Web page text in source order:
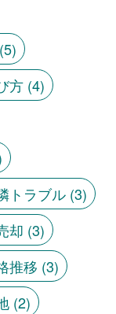
(5)
方(4)
トラブル(3)
却 (3)
推移 (3)
(2)